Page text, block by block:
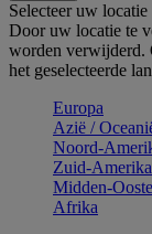
Selecteer uw locatie
Door uw locatie te
worden verwijderd.
het geselecteerde
Europa
Aziё /
Noord-
Zuid-Amerika
Midden-
Afrika